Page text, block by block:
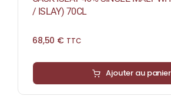
/ ISLAY) 70CL
68,50 € TTC
Ajouter au panier